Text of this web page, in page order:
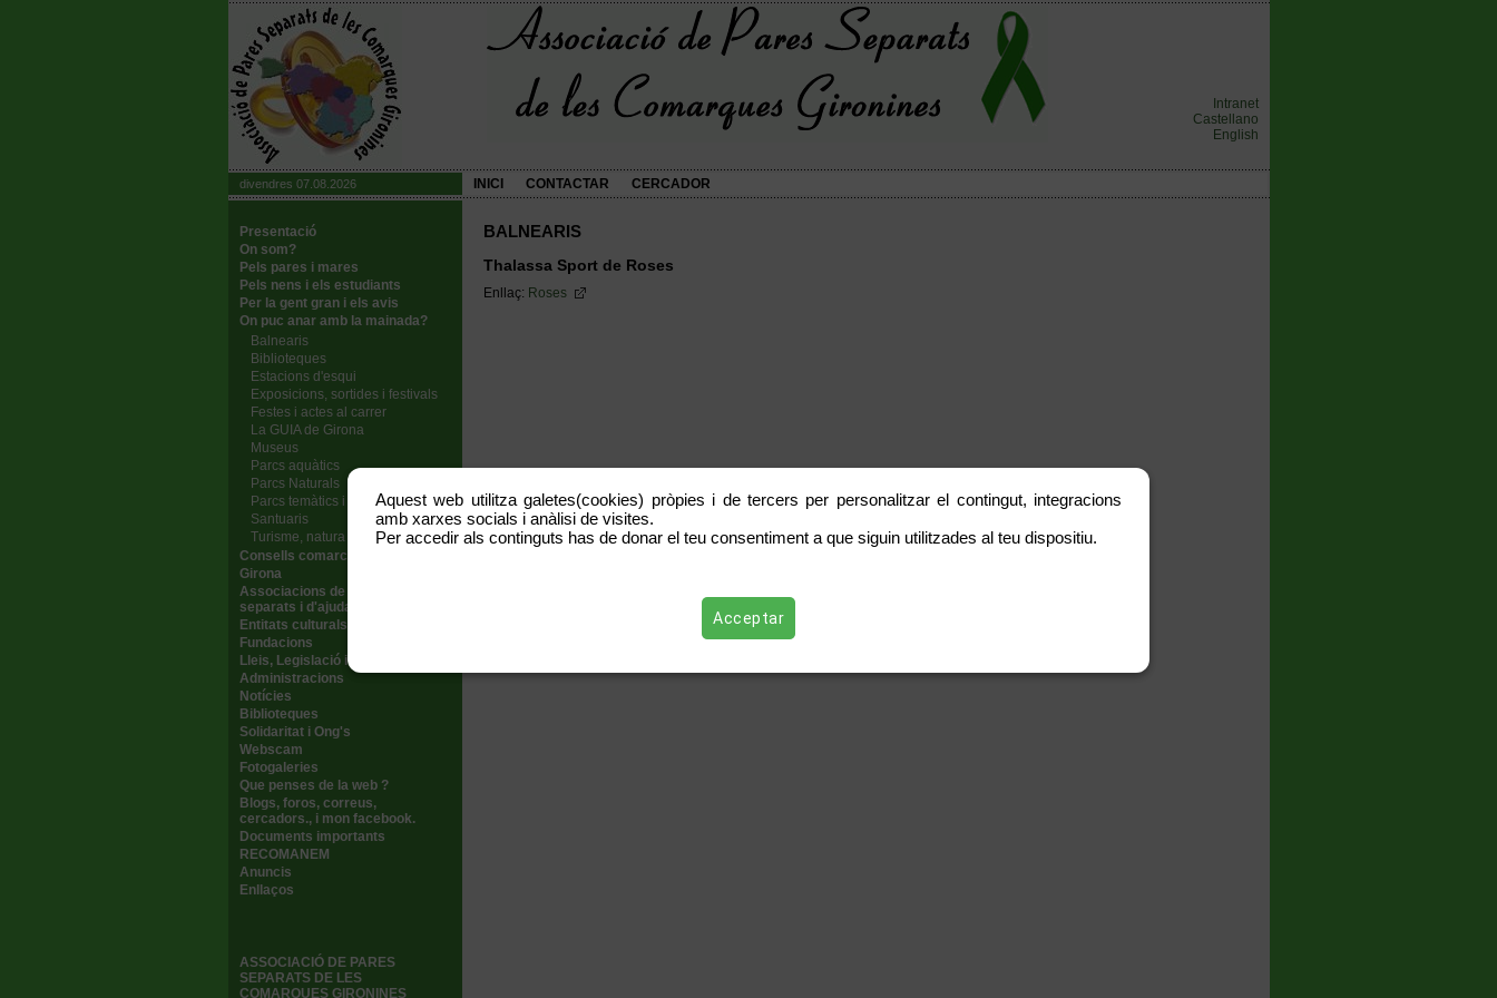
Intranet
Castellano
English
divendres 07.08.2026 INICI CONTACTAR CERCADOR
Presentació
On som?
Pels pares i mares
Pels nens i els estudiants
Per la gent gran i els avis
On puc anar amb la mainada?
Balnearis
Biblioteques
Estacions d'esqui
Exposicions, sortides i festivals
Festes i actes al carrer
La GUIA de Girona
Museus
Parcs aquàtics
Parcs Naturals
Parcs temàtics i lúdics
Santuaris
Turisme, natura i món bike
Consells comarcals
Girona
Associacions de pares/mares
separats i d'ajuda
Entitats culturals i d'interes
Fundacions
Lleis, Legislació i consultes
Administracions
Notícies
Biblioteques
Solidaritat i Ong's
Webscam
Fotogaleries
Que penses de la web ?
Blogs, foros, correus,
cercadors., i mon facebook.
Documents importants
RECOMANEM
Anuncis
Enllaços
ASSOCIACIÓ DE PARES
SEPARATS DE LES
COMARQUES GIRONINES
BALNEARIS
Thalassa Sport de Roses
Enllaç: Roses
Aquest web utilitza galetes(cookies) pròpies i de tercers per personalitzar el contingut, integracions
amb xarxes socials i anàlisi de visites.
Per accedir als continguts has de donar el teu consentiment a que siguin utilitzades al teu dispositiu.
Acceptar